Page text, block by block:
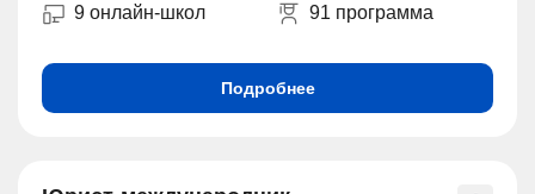
9 онлайн-школ 91 программа
Подробнее